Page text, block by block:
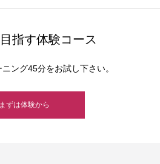
指す体験コース
ング45分をお試し下さい。
まずは体験から